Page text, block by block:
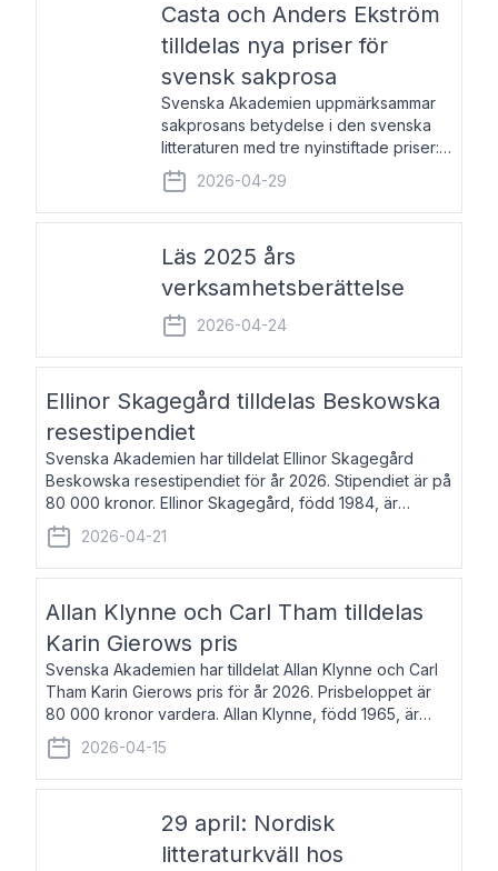
Casta och Anders Ekström
tilldelas nya priser för
svensk sakprosa
Svenska Akademien uppmärksammar
sakprosans betydelse i den svenska
litteraturen med tre nyinstiftade priser:
Svenska Akademiens pris till
framstående författare av svensk
sakprosa som i år går till Magnus
2026-04-29
Läs 2025 års
verksamhetsberättelse
2026-04-24
Ellinor Skagegård tilldelas Beskowska
resestipendiet
Svenska Akademien har tilldelat Ellinor Skagegård
Beskowska resestipendiet för år 2026. Stipendiet är på
80 000 kronor. Ellinor Skagegård, född 1984, är
författare, journalist och musiker. Hon skriver
återkommande för Svenska Dagbladet, Ups
2026-04-21
Allan Klynne och Carl Tham tilldelas
Karin Gierows pris
Svenska Akademien har tilldelat Allan Klynne och Carl
Tham Karin Gierows pris för år 2026. Prisbeloppet är
80 000 kronor vardera. Allan Klynne, född 1965, är
arkeolog, författare, översättare och fil.dr i antikens
kultur och samhällsliv. Ut
2026-04-15
29 april: Nordisk
litteraturkväll hos